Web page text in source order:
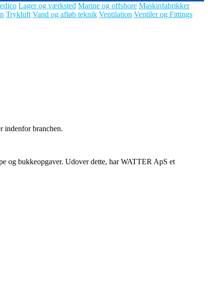
Lager og værksted Marine og offshore Maskinfabrikker
Trykluft Vand og afløb teknik Ventilation Ventiler og Fittings
indenfor branchen.
og bukkeopgaver. Udover dette, har WATTER ApS et